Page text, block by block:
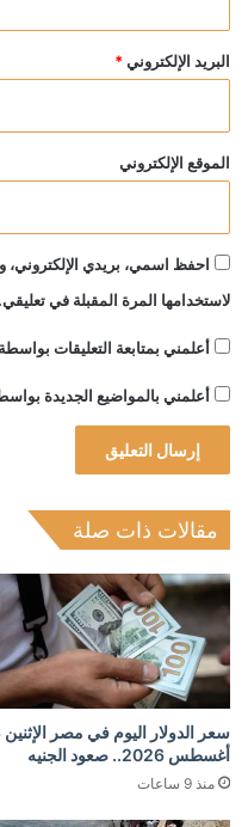
البريد الإلكتروني *
الموقع الإلكتروني
احفظ اسمي، بريدي الإلكتروني،
لاستخدامها المرة المقبلة في تعليقي.
أعلمني بمتابعة التعليقات بواسطة
أعلمني بالمواضيع الجديدة
مقالات ذات صلة
سعر
أغسطس 2026.. صعود الجنيه
منذ 9 ساعات